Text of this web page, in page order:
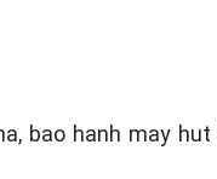
bao hanh may